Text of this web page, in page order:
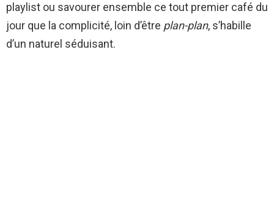
playlist ou savourer ensemble ce tout premier café du
jour que la complicité, loin d’être plan-plan, s’habille
d’un naturel séduisant.